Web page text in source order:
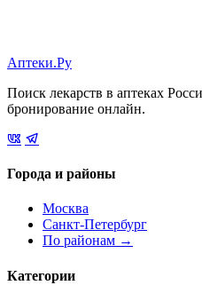
Аптеки.Ру
Поиск лекарств в аптеках
бронирование онлайн.
Города и районы
Москва
Санкт-Петербург
По районам →
Категории